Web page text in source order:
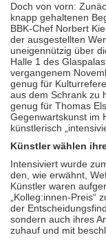
Doch von vorn:
knapp gehaltenen
BBK-Chef Norbert
der ausgestellten
uneigennützig über
Halle 1 des
vergangenem
genug für
aus dem Schrank zu
genug für Thomas
Gegenwartskunst im
künstlerisch
Künstler wählen
Intensiviert wurde
den, wie erwähnt,
Künstler waren
„Kolleg:innen-
der
sondern auch ihres
zuhauf und mit